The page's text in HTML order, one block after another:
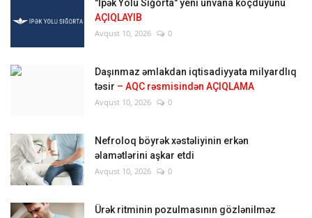
"İpək Yolu Sığorta" yeni ünvana köçdüyünü
AÇIQLAYIB
Avqust 10, 2026 0
Daşınmaz əmlakdan iqtisadiyyata milyardlıq
təsir – AQC rəsmisindən AÇIQLAMA
Avqust 10, 2026 0
Nefroloq böyrək xəstəliyinin erkən
əlamətlərini aşkar etdi
Avqust 10, 2026 0
Ürək ritminin pozulmasının gözlənilməz